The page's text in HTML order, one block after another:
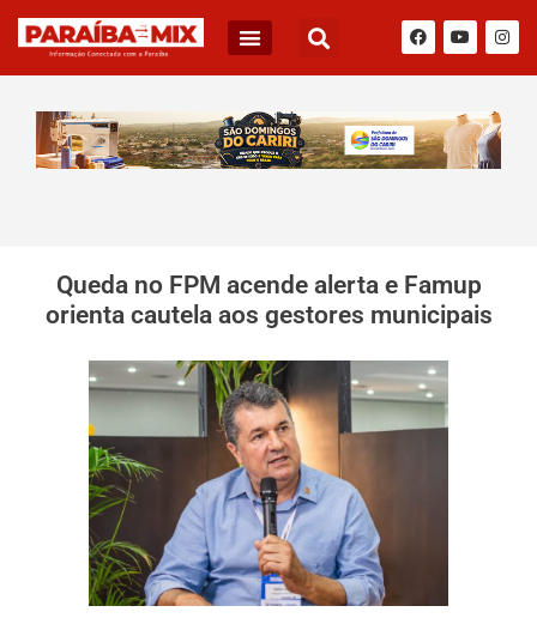
Queda no FPM acende alerta e Famup
orienta cautela aos gestores municipais